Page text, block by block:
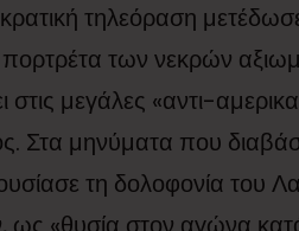
τηλεόραση
πορτρέτα των νεκρών
μεγάλες «αντι-
Στα μηνύματα που
τη δολοφονία του